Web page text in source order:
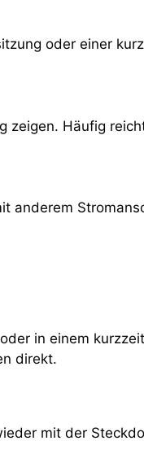
oder einer
zeigen. Häufig
anderem
in einem
direkt.
mit der